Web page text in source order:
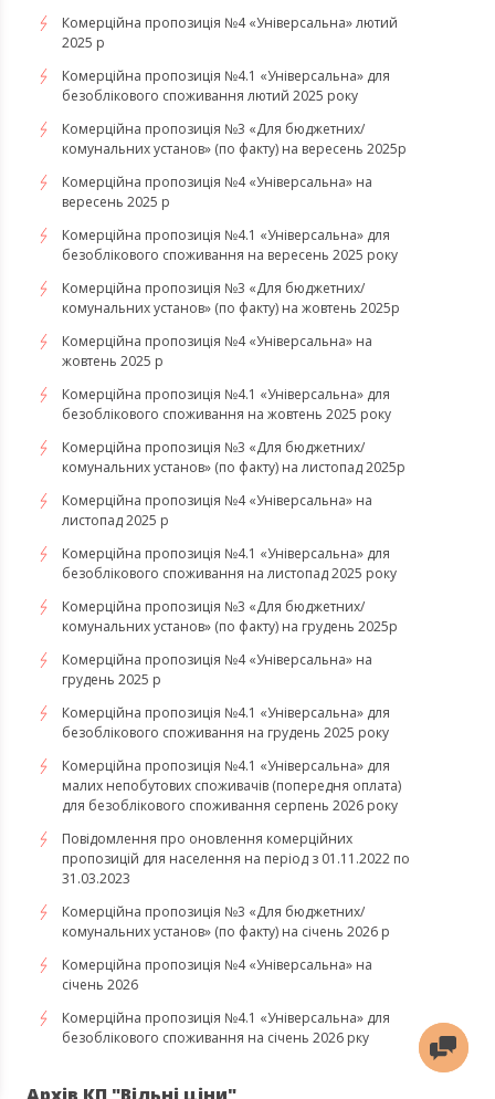
Комерційна пропозиція №4 «Універсальна» лютий
2025 р
Комерційна пропозиція №4.1 «Універсальна» для
безоблікового споживання лютий 2025 року
Комерційна пропозиція №3 «Для бюджетних/
комунальних установ» (по факту) на вересень 2025р
Комерційна пропозиція №4 «Універсальна» на
вересень 2025 р
Комерційна пропозиція №4.1 «Універсальна» для
безоблікового споживання на вересень 2025 року
Комерційна пропозиція №3 «Для бюджетних/
комунальних установ» (по факту) на жовтень 2025р
Комерційна пропозиція №4 «Універсальна» на
жовтень 2025 р
Комерційна пропозиція №4.1 «Універсальна» для
безоблікового споживання на жовтень 2025 року
Комерційна пропозиція №3 «Для бюджетних/
комунальних установ» (по факту) на листопад 2025р
Комерційна пропозиція №4 «Універсальна» на
листопад 2025 р
Комерційна пропозиція №4.1 «Універсальна» для
безоблікового споживання на листопад 2025 року
Комерційна пропозиція №3 «Для бюджетних/
комунальних установ» (по факту) на грудень 2025р
Комерційна пропозиція №4 «Універсальна» на
грудень 2025 р
Комерційна пропозиція №4.1 «Універсальна» для
безоблікового споживання на грудень 2025 року
Комерційна пропозиція №4.1 «Універсальна» для
малих непобутових споживачів (попередня оплата)
для безоблікового споживання серпень 2026 року
Повідомлення про оновлення комерційних
пропозицій для населення на період з 01.11.2022 по
31.03.2023
Комерційна пропозиція №3 «Для бюджетних/
комунальних установ» (по факту) на січень 2026 р
Комерційна пропозиція №4 «Універсальна» на
січень 2026
Комерційна пропозиція №4.1 «Універсальна» для
безоблікового споживання на січень 2026 рку